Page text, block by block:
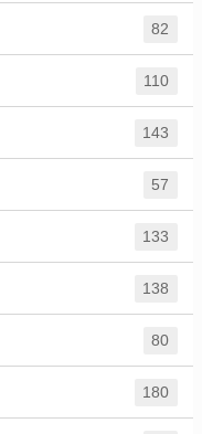
82
110
143
57
133
138
80
180